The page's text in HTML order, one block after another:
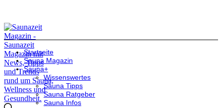
Startseite
Sauna Magazin
Sauna+
Wissenswertes
Sauna Tipps
Sauna Ratgeber
Sauna Infos